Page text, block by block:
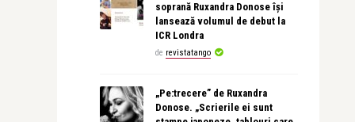
soprană Ruxandra Donose își
lansează volumul de debut la
ICR Londra
de revistatango
„Pe:trecere” de Ruxandra
Donose. „Scrierile ei sunt